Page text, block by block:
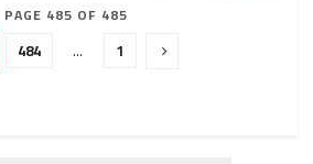
PAGE 485 OF 485
1
…
484